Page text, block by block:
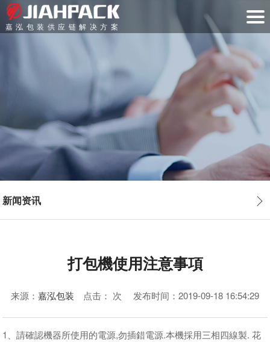
嘉泓包装供应链解决方案
新闻资讯
打包機使用注意事項
来源： 嘉泓包装 点击： 次 发布时间：2019-09-18 16:54:29
1、請確認機器所使用的電源,勿插錯電源.本機採用三相四線製. 花